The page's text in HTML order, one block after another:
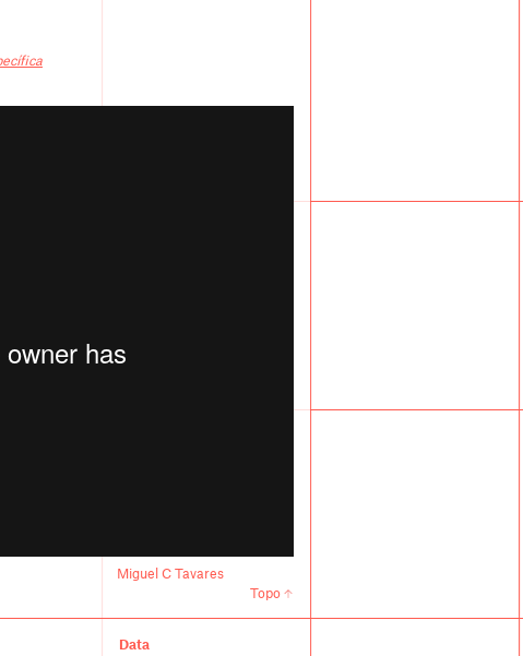
Miguel C Tavares
Topo
Data